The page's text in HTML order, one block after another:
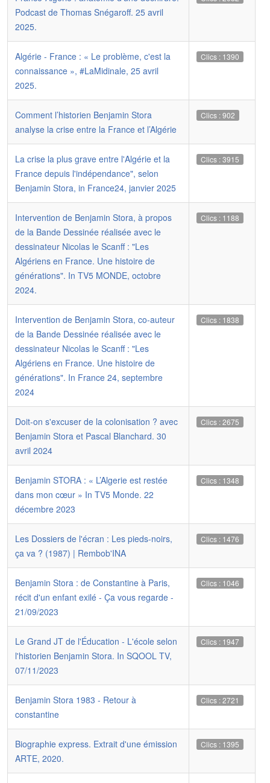
Podcast de Thomas Snégaroff. 25 avril
2025.
Algérie - France : « Le problème, c'est la
connaissance », #LaMidinale, 25 avril
2025.
Clics : 1390
Comment l’historien Benjamin Stora
analyse la crise entre la France et l’Algérie
Clics : 902
La crise la plus grave entre l'Algérie et la
France depuis l'indépendance", selon
Benjamin Stora, in France24, janvier 2025
Clics : 3915
Intervention de Benjamin Stora, à propos
de la Bande Dessinée réalisée avec le
dessinateur Nicolas le Scanff : "Les
Algériens en France. Une histoire de
générations". In TV5 MONDE, octobre
2024.
Clics : 1188
Intervention de Benjamin Stora, co-auteur
de la Bande Dessinée réalisée avec le
dessinateur Nicolas le Scanff : "Les
Algériens en France. Une histoire de
générations". In France 24, septembre
2024
Clics : 1838
Doit-on s'excuser de la colonisation ? avec
Benjamin Stora et Pascal Blanchard. 30
avril 2024
Clics : 2675
Benjamin STORA : « L’Algerie est restée
dans mon cœur » In TV5 Monde. 22
décembre 2023
Clics : 1348
Les Dossiers de l'écran : Les pieds-noirs,
ça va ? (1987) | Rembob'INA
Clics : 1476
Benjamin Stora : de Constantine à Paris,
récit d'un enfant exilé - Ça vous regarde -
21/09/2023
Clics : 1046
Le Grand JT de l'Éducation - L'école selon
l'historien Benjamin Stora. In SQOOL TV,
07/11/2023
Clics : 1947
Benjamin Stora 1983 - Retour à
constantine
Clics : 2721
Biographie express. Extrait d'une émission
ARTE, 2020.
Clics : 1395